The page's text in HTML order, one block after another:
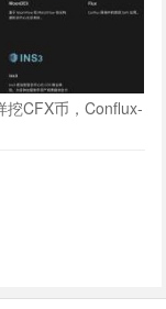
挖CFX币，Conflux-